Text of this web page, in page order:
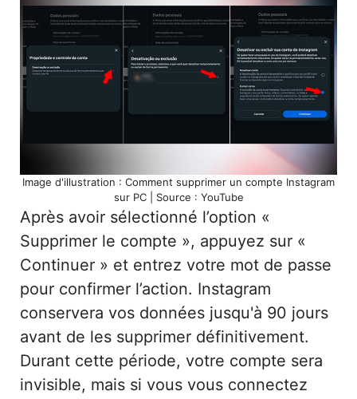
Image d'illustration : Comment supprimer un compte Instagram
sur PC | Source : YouTube
Après avoir sélectionné l’option «
Supprimer le compte », appuyez sur «
Continuer » et entrez votre mot de passe
pour confirmer l’action. Instagram
conservera vos données jusqu'à 90 jours
avant de les supprimer définitivement.
Durant cette période, votre compte sera
invisible, mais si vous vous connectez